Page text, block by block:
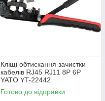
Кліщі обтискання зачистки
кабелів RJ45 RJ11 8P 6P
YATO YT-22442
Готово до відправки